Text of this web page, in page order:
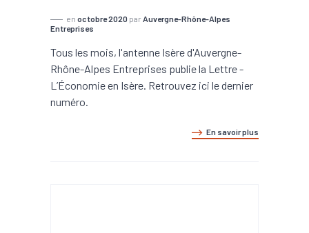
en octobre 2020 par Auvergne-Rhône-Alpes
Entreprises
Tous les mois, l'antenne Isère d'Auvergne-
Rhône-Alpes Entreprises publie la Lettre -
L’Économie en Isère. Retrouvez ici le dernier
numéro.
En savoir plus